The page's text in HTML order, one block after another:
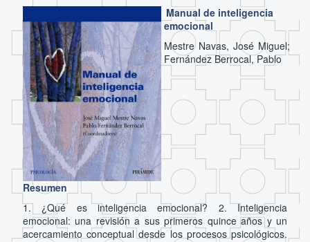
Manual de inteligencia
emocional
Mestre Navas, José Miguel;
Fernández Berrocal, Pablo
Resumen
1. ¿Qué es inteligencia emocional? 2. Inteligencia
emocional: una revisión a sus primeros quince años y un
acercamiento conceptual desde los procesos psicológicos.